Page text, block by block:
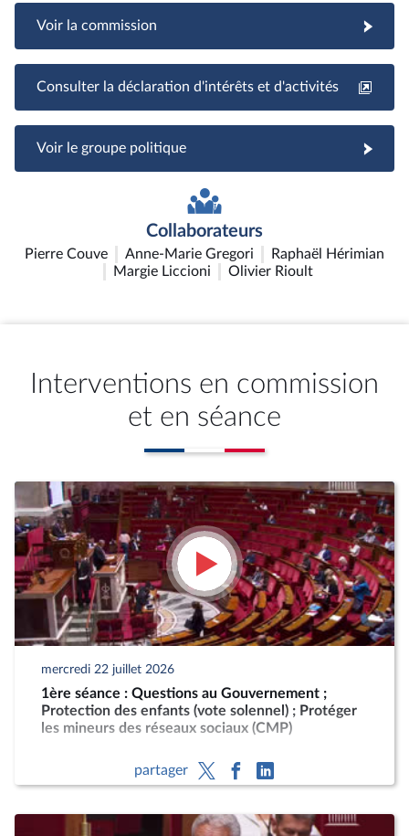
Voir la commission
Consulter la déclaration d'intérêts et d'activités
Voir le groupe politique
Collaborateurs
Pierre Couve Anne-Marie Gregori
Raphaël Hérimian
Margie Liccioni
Olivier Rioult
Interventions en commission
et en séance
mercredi 22 juillet 2026
1ère séance : Questions au Gouvernement ;
Protection des enfants (vote solennel) ; Protéger
les mineurs des réseaux sociaux (CMP)
partager